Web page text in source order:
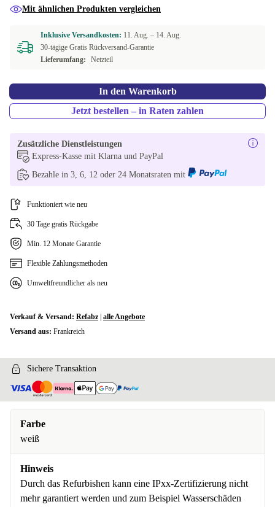
85 Watt
Mit ähnlichen Produkten vergleichen
Inklusive Versandkosten: 11. Aug. – 14. Aug.
30-tägige Gratis Rückversand-Garantie
Lieferumfang:
Netzteil
In den Warenkorb
Jetzt bestellen – in Raten zahlen
Zusätzliche Dienstleistungen
Express-Kasse mit Klarna und PayPal
Bezahle in 3, 6, 12 oder 24 Monatsraten mit
Funktioniert wie neu
30 Tage gratis Rückgabe
Min. 12 Monate Garantie
Flexible Zahlungsmethoden
Umweltfreundlicher als neu
Verkauf & Versand: Refabz alle Angebote
Versand aus: Frankreich
Sichere Transaktion
Farbe
weiß
Hinweis
Durch das Refurbishen kann eine IPxx-Zertifizierung nicht
mehr garantiert werden und zum Beispiel Wasserschäden